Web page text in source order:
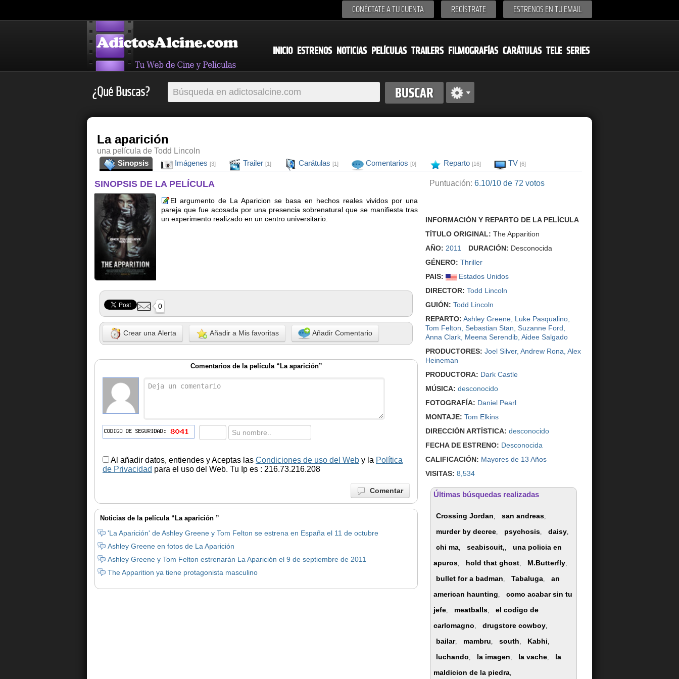
CONÉCTATE A TU CUENTA REGÍSTRATE ESTRENOS EN TU EMAIL
INICIO ESTRENOS NOTICIAS PELÍCULAS TRAILERS FILMOGRAFÍAS CARÁTULAS TELE SERIES
¿Qué Buscas?
La aparición
una película de Todd Lincoln
Sinopsis
Imágenes [3] Trailer [1] Carátulas [1] Comentarios [0] Reparto [16] TV [6]
SINOPSIS DE LA PELÍCULA
El argumento de La Aparicion se basa en hechos reales vividos por una
pareja que fue acosada por una presencia sobrenatural que se manifiesta tras
un experimento realizado en un centro universitario.
0
Crear una Alerta Añadir a Mis favoritas Añadir Comentario
Comentarios de la película “La aparición”
Al añadir datos, entiendes y Aceptas las Condiciones de uso del Web y la Política
de Privacidad para el uso del Web. Tu Ip es : 216.73.216.208
Comentar
Noticias de la película “La aparición ”
'La Aparición' de Ashley Greene y Tom Felton se estrena en España el 11 de octubre
Ashley Greene en fotos de La Aparición
Ashley Greene y Tom Felton estrenarán La Aparición el 9 de septiembre de 2011
The Apparition ya tiene protagonista masculino
Puntuación: 6.10/10 de 72 votos
INFORMACIÓN Y REPARTO DE LA PELÍCULA
TÍTULO ORIGINAL: The Apparition
AÑO: 2011 DURACIÓN: Desconocida
GÉNERO: Thriller
PAIS:
Estados Unidos
DIRECTOR: Todd Lincoln
GUIÓN: Todd Lincoln
REPARTO: Ashley Greene Luke Pasqualino
Tom Felton Sebastian Stan Suzanne Ford
Anna Clark Meena Serendib Aidee Salgado
PRODUCTORES: Joel Silver, Andrew Rona Alex
Heineman
PRODUCTORA: Dark Castle
MÚSICA: desconocido
FOTOGRAFÍA: Daniel Pearl
MONTAJE: Tom Elkins
DIRECCIÓN ARTÍSTICA: desconocido
FECHA DE ESTRENO: Desconocida
CALIFICACIÓN: Mayores de 13 Años
VISITAS: 8,534
Últimas búsquedas realizadas
Crossing Jordan, san andreas,
murder by decree, psychosis, daisy,
chi ma, seabiscuit,,
una policia en
apuros, hold that ghost, M.Butterfly,
bullet for a badman, Tabaluga,
an
american haunting,
como acabar sin tu
jefe, meatballs,
el codigo de
carlomagno, drugstore cowboy,
bailar, mambru, south, Kabhi,
luchando, la imagen, la vache,
la
maldicion de la piedra,